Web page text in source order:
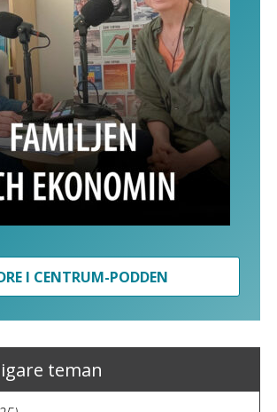
I CENTRUM-PODDEN
teman